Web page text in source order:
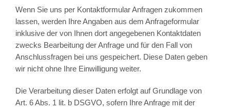
Wenn Sie uns per Kontaktformular Anfragen zukommen
lassen, werden Ihre Angaben aus dem Anfrageformular
inklusive der von Ihnen dort angegebenen Kontaktdaten
zwecks Bearbeitung der Anfrage und für den Fall von
Anschlussfragen bei uns gespeichert. Diese Daten geben
wir nicht ohne Ihre Einwilligung weiter.
Die Verarbeitung dieser Daten erfolgt auf Grundlage von
Art. 6 Abs. 1 lit. b DSGVO, sofern Ihre Anfrage mit der